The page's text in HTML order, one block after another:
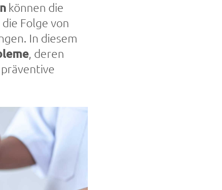
können die
Folge von
In diesem
, deren